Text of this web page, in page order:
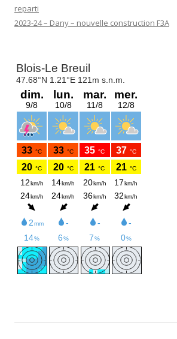
reparti
2023-24 – Dany – nouvelle construction F3A